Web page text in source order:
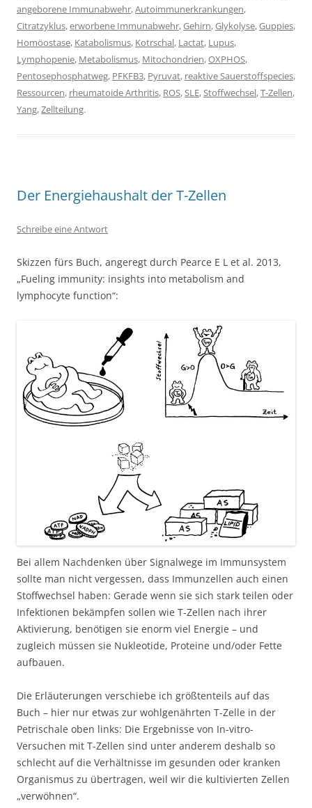
angeborene Immunabwehr,Autoimmunerkrankungen,
Citratzyklus,erworbene Immunabwehr,Gehirn,Glykolyse,Guppies,
Homöostase, Katabolismus, Kotrschal, Lactat, Lupus,
Lymphopenie, Metabolismus, Mitochondrien,OXPHOS,
Pentosephosphatweg, PFKFB3, Pyruvat, reaktive Sauerstoffspecies,
Ressourcen, rheumatoide Arthritis, ROS,SLE,Stoffwechsel,T-Zellen,
Yang,Zellteilung.
Der Energiehaushalt der T-Zellen
Schreibe eine Antwort
Skizzen fürs Buch, angeregt durch Pearce E L et al. 2013,
„Fueling immunity: insights into metabolism and
lymphocyte function“:
Bei allem Nachdenken über Signalwege im Immunsystem
sollte man nicht vergessen, dass Immunzellen auch einen
Stoffwechsel haben: Gerade wenn sie sich stark teilen oder
Infektionen bekämpfen sollen wie T-Zellen nach ihrer
Aktivierung, benötigen sie enorm viel Energie – und
zugleich müssen sie Nukleotide, Proteine und/oder Fette
aufbauen.
Die Erläuterungen verschiebe ich größtenteils auf das
Buch – hier nur etwas zur wohlgenährten T-Zelle in der
Petrischale oben links: Die Ergebnisse von In-vitro-
Versuchen mit T-Zellen sind unter anderem deshalb so
schlecht auf die Verhältnisse im gesunden oder kranken
Organismus zu übertragen, weil wir die kultivierten Zellen
„verwöhnen“.